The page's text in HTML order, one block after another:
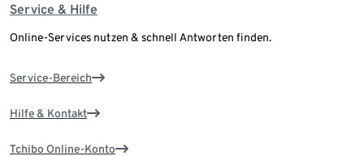
Service & Hilfe
Online-Services nutzen & schnell Antworten finden.
Service-Bereich
Hilfe & Kontakt
Tchibo Online-Konto